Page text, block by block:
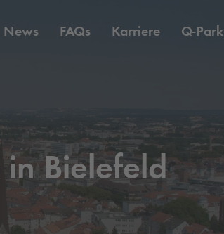
News FAQs Karriere Q-Park
Bielefeld